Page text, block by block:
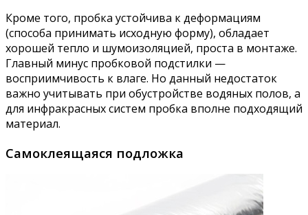
Кроме того, пробка устойчива к деформациям
(способа принимать исходную форму), обладает
хорошей тепло и шумоизоляцией, проста в монтаже.
Главный минус пробковой подстилки —
восприимчивость к влаге. Но данный недостаток
важно учитывать при обустройстве водяных полов, а
для инфракрасных систем пробка вполне подходящий
материал.
Самоклеящаяся подложка